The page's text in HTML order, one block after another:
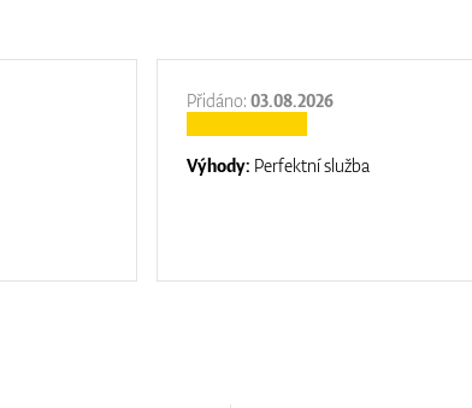
Přidáno:03.08.2026
Výhody: Perfektní služba